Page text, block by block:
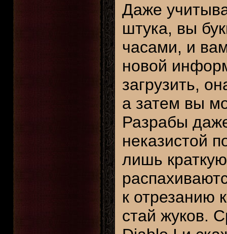
Даже
штука, вы
часами, и
новой
загрузить,
а затем вы
Разрабы
неказистой
лишь
к отрезанию
стай жуков.